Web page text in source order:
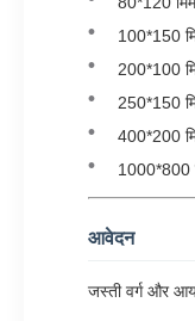
100*150
200*100
250*150
400*200
1000*800
आवेदन
जस्ती वर्ग और